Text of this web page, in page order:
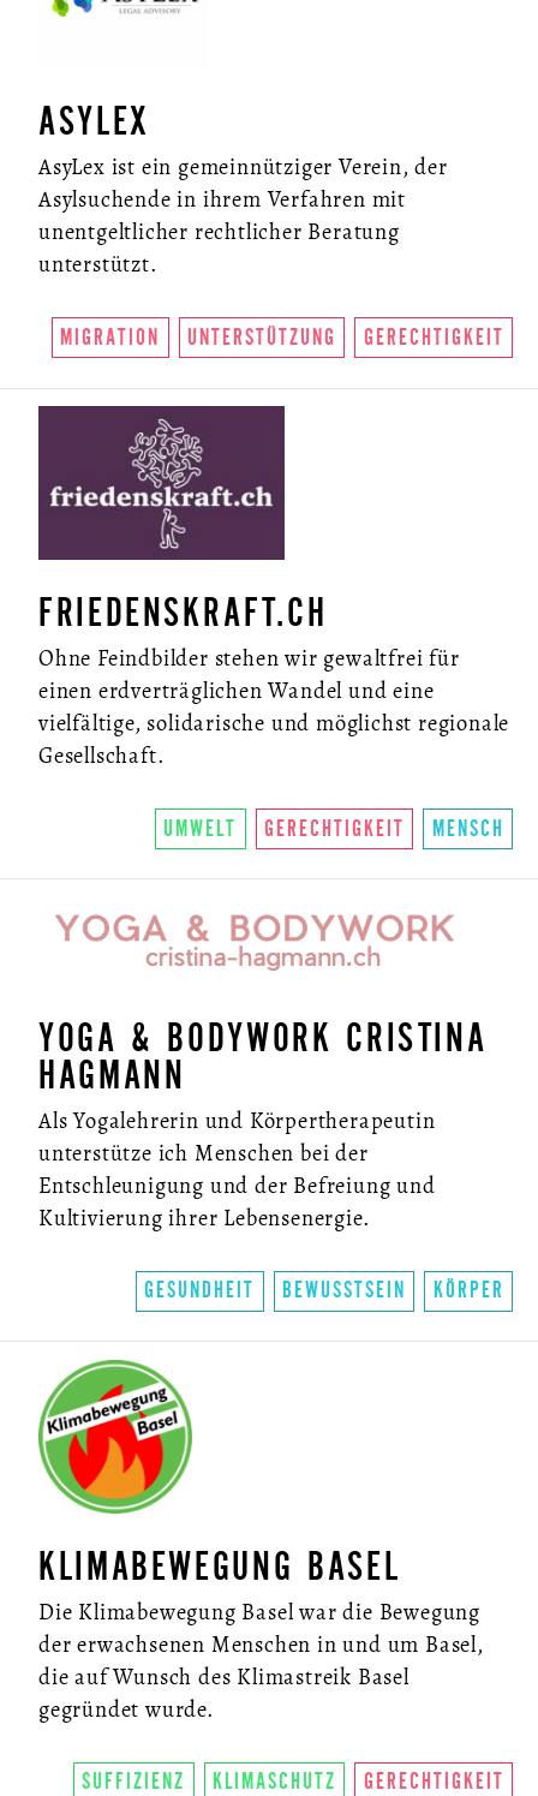
ÜBER UNS
U.LAB HUB
VEREIN
KONTAKT
ASYLEX
AsyLex ist ein gemeinnütziger Verein, der
Asylsuchende in ihrem Verfahren mit
unentgeltlicher rechtlicher Beratung
unterstützt.
MIGRATION UNTERSTÜTZUNG GERECHTIGKEIT
FRIEDENSKRAFT.CH
Ohne Feindbilder stehen wir gewaltfrei für
einen erdverträglichen Wandel und eine
vielfältige, solidarische und möglichst regionale
Gesellschaft.
UMWELT GERECHTIGKEIT MENSCH
YOGA & BODYWORK CRISTINA
HAGMANN
Als Yogalehrerin und Körpertherapeutin
unterstütze ich Menschen bei der
Entschleunigung und der Befreiung und
Kultivierung ihrer Lebensenergie.
GESUNDHEIT BEWUSSTSEIN KÖRPER
KLIMABEWEGUNG BASEL
Die Klimabewegung Basel war die Bewegung
der erwachsenen Menschen in und um Basel,
die auf Wunsch des Klimastreik Basel
gegründet wurde.
SUFFIZIENZ KLIMASCHUTZ GERECHTIGKEIT